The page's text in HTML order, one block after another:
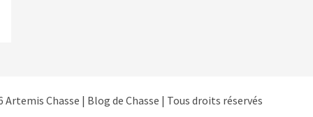
Chasse | Blog de Chasse | Tous droits réservés